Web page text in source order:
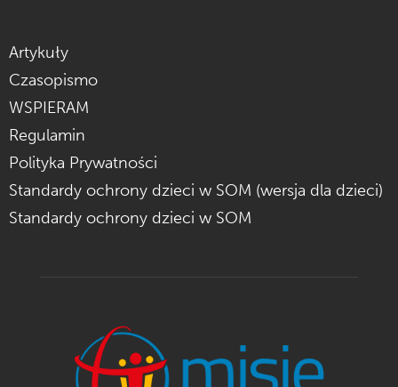
Artykuły
Czasopismo
WSPIERAM
Regulamin
Polityka Prywatności
Standardy ochrony dzieci w SOM (wersja dla dzieci)
Standardy ochrony dzieci w SOM